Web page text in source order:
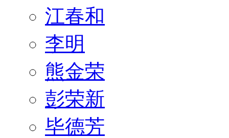
江春和
李明
熊金荣
彭荣新
毕德芳